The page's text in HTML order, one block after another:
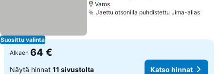
Suosittu valinta
Varos
Jaettu otsonilla puhdistettu uima-allas
Alkaen 64 €
Näytä hinnat 11 sivustolta Katso hinnat